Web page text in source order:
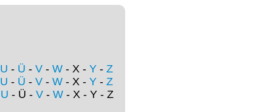
U - Ü - V - W - X - Y - Z
U - Ü - V - W - X - Y - Z
U - Ü - V- W- X - Y - Z